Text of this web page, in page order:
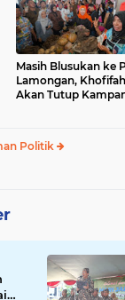
Masih Blusukan ke
Lamongan, Khofifah
Akan Tutup
Politik